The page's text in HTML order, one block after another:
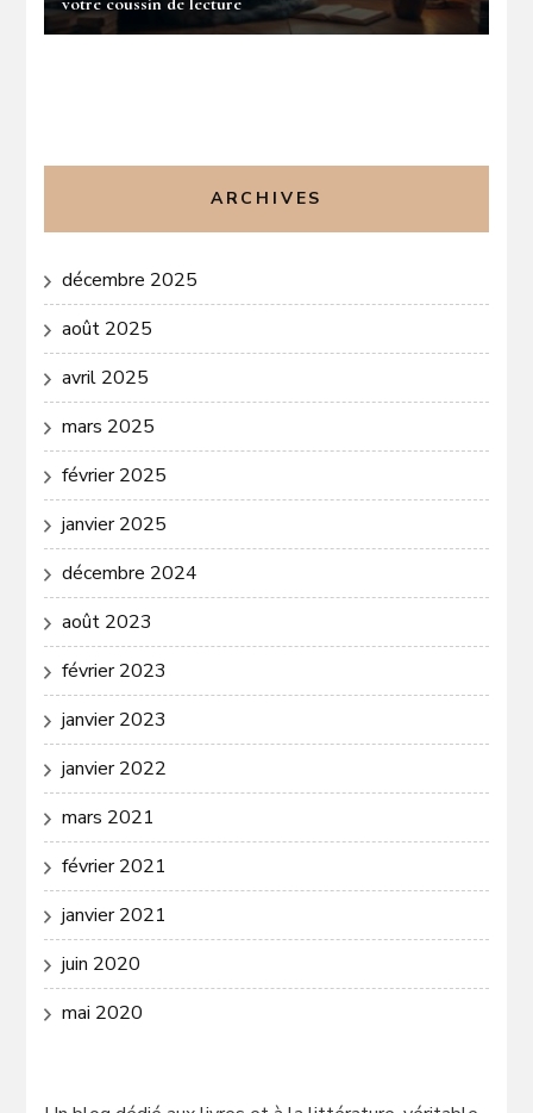
ARCHIVES
décembre 2025
août 2025
avril 2025
mars 2025
février 2025
janvier 2025
décembre 2024
août 2023
février 2023
janvier 2023
janvier 2022
mars 2021
février 2021
janvier 2021
juin 2020
mai 2020